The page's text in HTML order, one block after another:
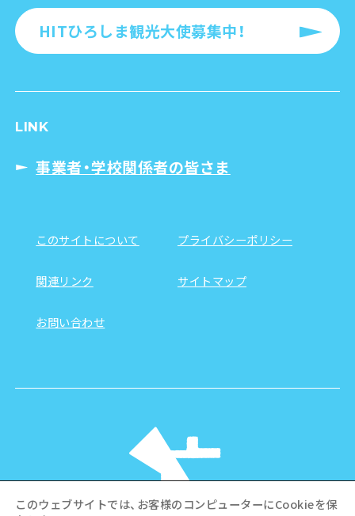
HITひろしま観光大使募集中！
LINK
事業者・学校関係者の皆さま
このサイトについて プライバシーポリシー
関連リンク サイトマップ
お問い合わせ
このウェブサイトでは、お客様のコンピューターにCookieを保